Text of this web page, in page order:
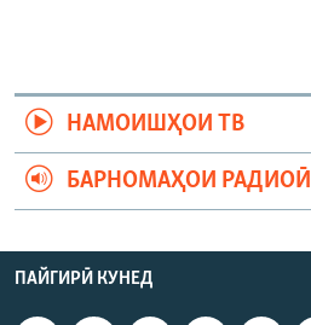
НАМОИШҲОИ ТВ
БАРНОМАҲОИ РАДИОӢ
ПАЙГИРӢ КУНЕД